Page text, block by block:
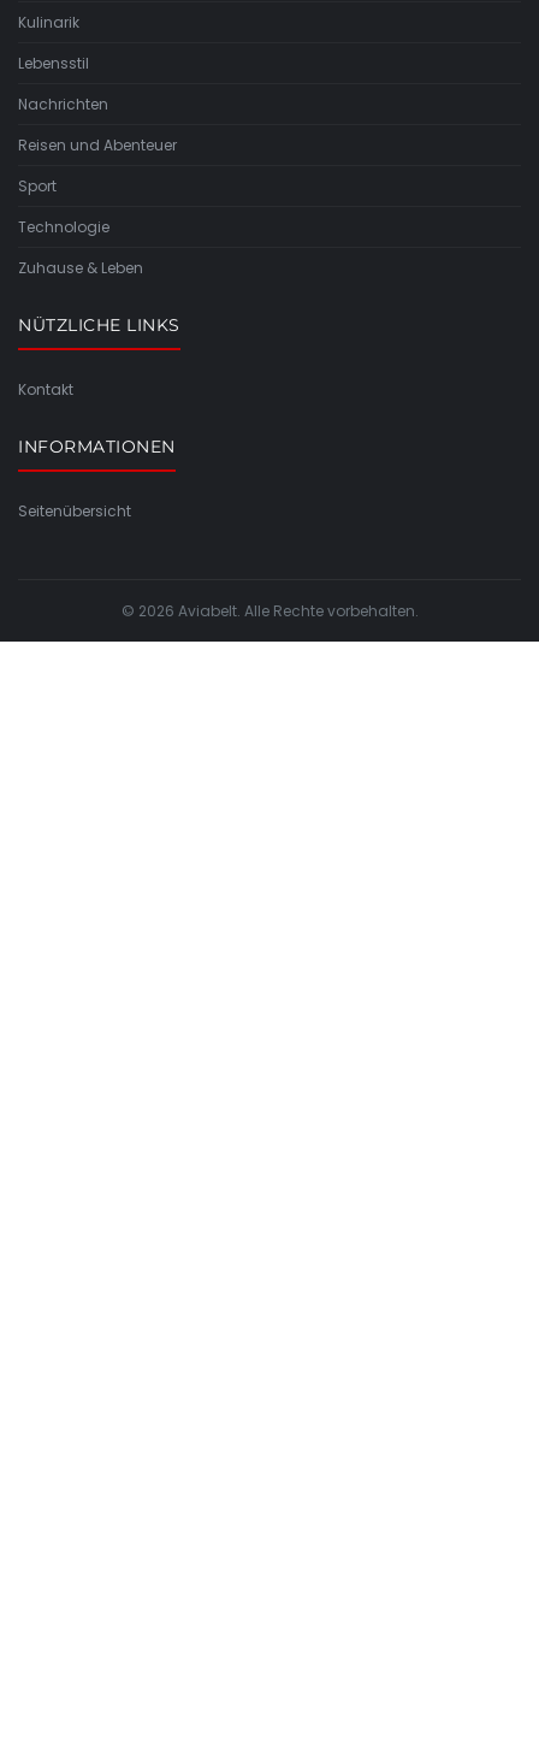
Kulinarik
Lebensstil
Nachrichten
Reisen und Abenteuer
Sport
Technologie
Zuhause & Leben
NÜTZLICHE LINKS
Kontakt
INFORMATIONEN
Seitenübersicht
© 2026 Aviabelt. Alle Rechte vorbehalten.